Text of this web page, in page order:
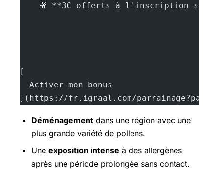
🎁 **3€ offerts à l'inscription sur
[
  Activer mon bonus
](https://fr.igraal.com/
Déménagement dans une région avec une
plus grande variété de pollens.
Une exposition intense à des allergènes
après une période prolongée sans contact.